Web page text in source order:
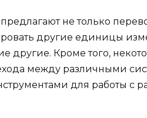
не только
другие единицы
другие. Кроме того,
между различными
для работы с